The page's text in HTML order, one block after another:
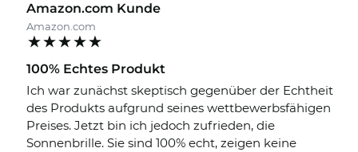
Amazon.com Kunde
Amazon.com
100% Echtes Produkt
Ich war zunächst skeptisch gegenüber der Echtheit
des Produkts aufgrund seines wettbewerbsfähigen
Preises. Jetzt bin ich jedoch zufrieden, die
Sonnenbrille. Sie sind 100% echt, zeigen keine